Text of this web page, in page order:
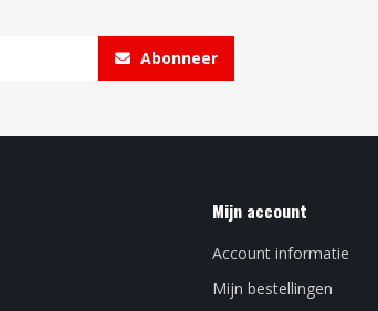
Abonneer
Mijn account
Account informatie
Mijn bestellingen